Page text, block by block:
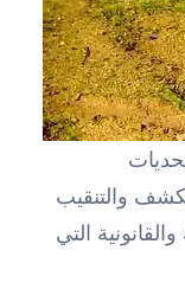
والتنقيب
التي